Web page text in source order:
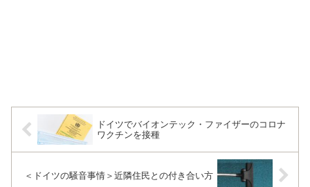
ドイツでバイオンテック・ファイザーのコロナ
ワクチンを接種
＜ドイツの騒音事情＞近隣住民との付き合い方